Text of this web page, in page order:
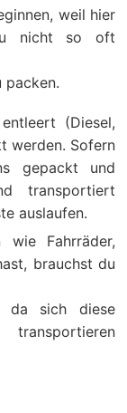
weil hier
nicht so oft
packen.
(Diesel,
werden. Sofern
gepackt und
transportiert
auslaufen.
Fahrräder,
brauchst du
da sich diese
transportieren